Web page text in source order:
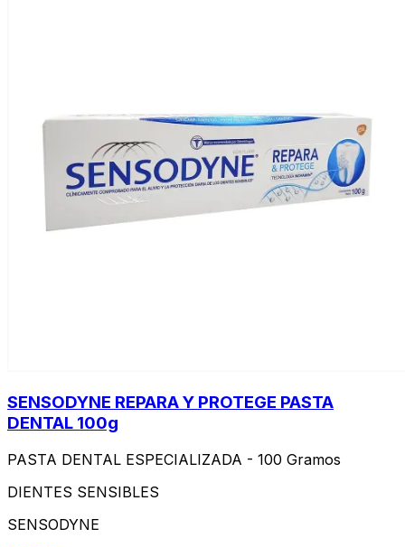
SENSODYNE REPARA Y PROTEGE PASTA
DENTAL 100g
PASTA DENTAL ESPECIALIZADA - 100 Gramos
DIENTES SENSIBLES
SENSODYNE